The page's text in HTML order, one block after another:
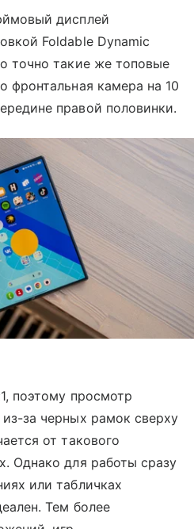
дисплей
Foldable Dynamic
точно такие же топовые
фронтальная камера на 10
правой половинки.
поэтому просмотр
за черных рамок сверху
от такового
Однако для работы сразу
или табличках
Тем более